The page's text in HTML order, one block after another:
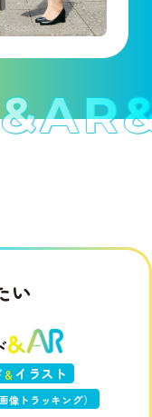
&AR
い
＆ イラスト
像トラッキング）